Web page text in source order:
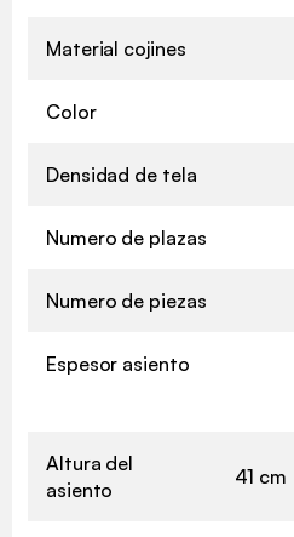
Material cojines
Color
Densidad de tela
Numero de plazas
Numero de piezas
Espesor asiento
Altura del
asiento
41 cm